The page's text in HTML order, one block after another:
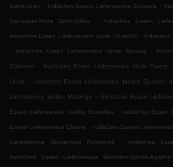
Saint-Jean . Indisches Essen Lieferservice Brussels .
Genesius-Rode Saint-Gilles . Indisches Essen
Indisches Essen Lieferservice Uccle Churchill . Indisches
.
Indisches Essen Lieferservice Uccle Dieweg .
Calevoet . Indisches Essen Lieferservice Uccle Forest .
Uccle . Indisches Essen Lieferservice Ixelles Quartier
Lieferservice Ixelles Matonge . Indisches Essen
Essen Lieferservice Ixelles Bruxelles . Indisches Essen
Essen Lieferservice Elsene . Indisches Essen
Lieferservice Drogenbos Ruisbroek . Indisches
Indisches Essen Lieferservice Berchem-Sainte-Agathe